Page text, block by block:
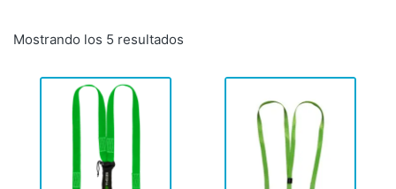
Mostrando los 5 resultados